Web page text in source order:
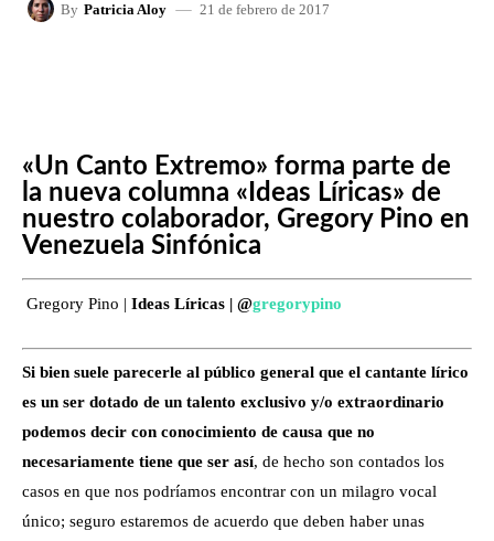
By Patricia Aloy 21 de febrero de 2017
«Un Canto Extremo» forma parte de
la nueva columna «Ideas Líricas» de
nuestro colaborador, Gregory Pino en
Venezuela Sinfónica
Gregory Pino | Ideas Líricas | @gregorypino
Si bien suele parecerle al público general que el cantante lírico
es un ser dotado de un talento exclusivo y/o extraordinario
podemos decir con conocimiento de causa que no
necesariamente tiene que ser así, de hecho son contados los
casos en que nos podríamos encontrar con un milagro vocal
único; seguro estaremos de acuerdo que deben haber unas